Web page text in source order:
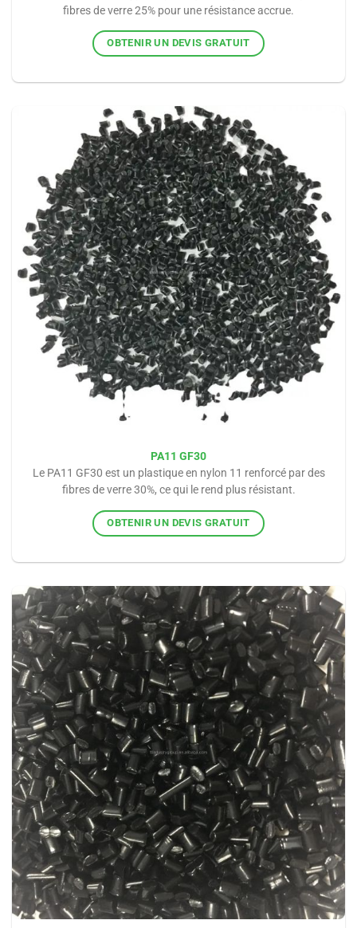
fibres de verre 25% pour une résistance accrue.
OBTENIR UN DEVIS GRATUIT
PA11 GF30
Le PA11 GF30 est un plastique en nylon 11 renforcé par des
fibres de verre 30%, ce qui le rend plus résistant.
OBTENIR UN DEVIS GRATUIT